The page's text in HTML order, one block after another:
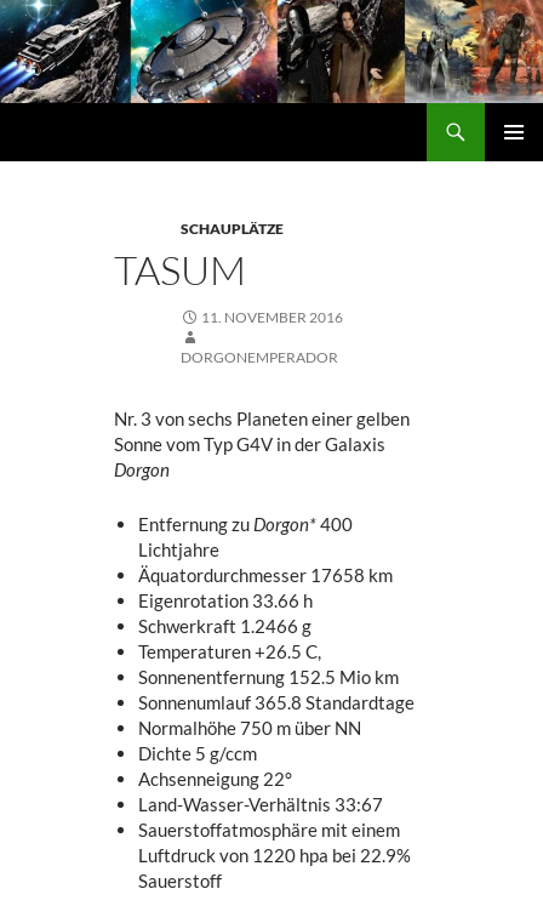
Zum
Inhalt
springen
SCHAUPLÄTZE
TASUM
11. NOVEMBER 2016
DORGONEMPERADOR
Nr. 3 von sechs Planeten einer gelben
Sonne vom Typ G4V in der Galaxis
Dorgon
Entfernung zu Dorgon*400
Lichtjahre
Äquatordurchmesser 17658 km
Eigenrotation 33.66 h
Schwerkraft 1.2466 g
Temperaturen +26.5 C,
Sonnenentfernung 152.5 Mio km
Sonnenumlauf 365.8 Standardtage
Normalhöhe 750 m über NN
Dichte 5 g/ccm
Achsenneigung 22°
Land-Wasser-Verhältnis 33:67
Sauerstoffatmosphäre mit einem
Luftdruck von 1220 hpa bei 22.9%
Sauerstoff